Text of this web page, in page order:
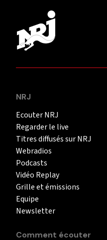
NRJ
Ecouter NRJ
Regarder le live
Titres diffusés sur NRJ
Webradios
Podcasts
Vidéo Replay
Grille et émissions
Equipe
Newsletter
Comment écouter